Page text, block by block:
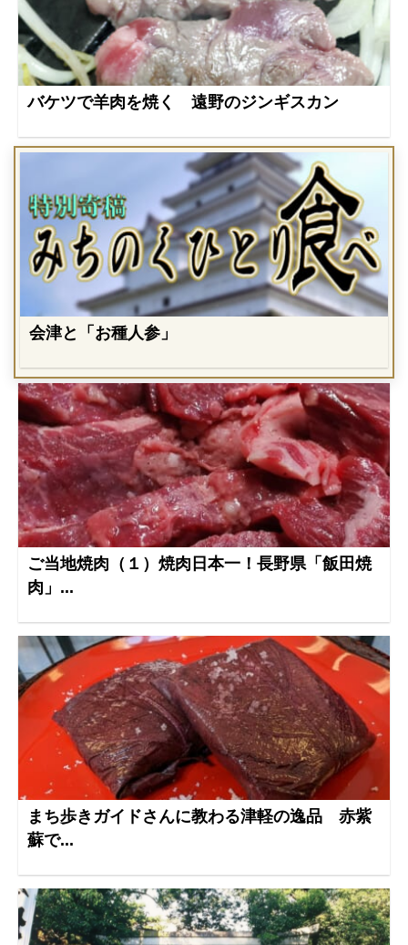
バケツで羊肉を焼く 遠野のジンギスカン
会津と「お種人参」
ご当地焼肉（１）焼肉日本一！長野県「飯田焼
肉」...
まち歩きガイドさんに教わる津軽の逸品 赤紫
蘇で...